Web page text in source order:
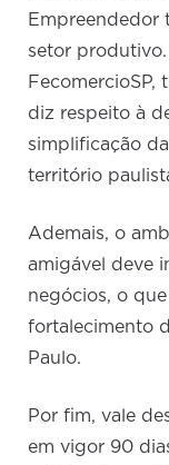
Empreendedor
setor
FecomercioSP,
diz respeito à
simplificação
território
Ademais, o
amigável deve
negócios, o
fortalecimento
Paulo.
Por fim, vale
em vigor 90